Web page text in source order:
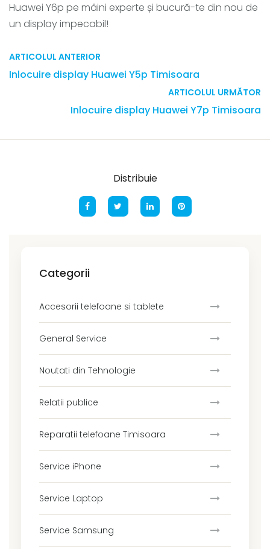
Huawei Y6p pe mâini experte și bucură-te din nou de
un display impecabil!
ARTICOLUL ANTERIOR
Inlocuire display Huawei Y5p Timisoara
ARTICOLUL URMĂTOR
Inlocuire display Huawei Y7p Timisoara
Distribuie
Categorii
Accesorii telefoane si tablete
General Service
Noutati din Tehnologie
Relatii publice
Reparatii telefoane Timisoara
Service iPhone
Service Laptop
Service Samsung